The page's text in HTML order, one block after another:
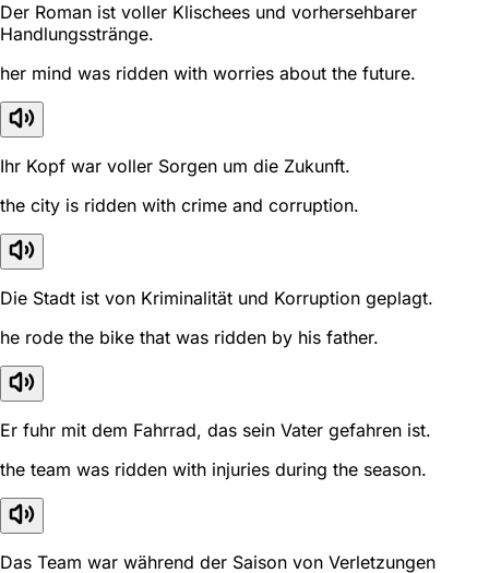
Der Roman ist voller Klischees und vorhersehbarer
Handlungsstränge.
her mind was ridden with worries about the future.
Ihr Kopf war voller Sorgen um die Zukunft.
the city is ridden with crime and corruption.
Die Stadt ist von Kriminalität und Korruption geplagt.
he rode the bike that was ridden by his father.
Er fuhr mit dem Fahrrad, das sein Vater gefahren ist.
the team was ridden with injuries during the season.
Das Team war während der Saison von Verletzungen